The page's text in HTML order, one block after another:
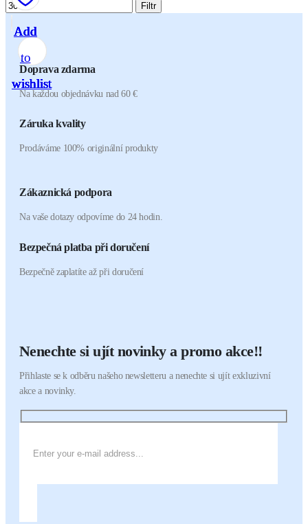
Add
to
wishlist
Add
to
wishlist
Add
to
wishlist
Add
to
wishlist
Add
to
wishlist
Add
to
wishlist
Add
to
wishlist
Filtr
Doprava zdarma
Na každou objednávku nad 60 €
Záruka kvality
Prodáváme 100% originální produkty
Zákaznická podpora
Na vaše dotazy odpovíme do 24 hodin.
Bezpečná platba při doručení
Bezpečně zaplatíte až při doručení
Nenechte si ujít novinky a promo akce!!
Přihlaste se k odběru našeho newsletteru a nenechte si ujít exkluzivní
akce a novinky.